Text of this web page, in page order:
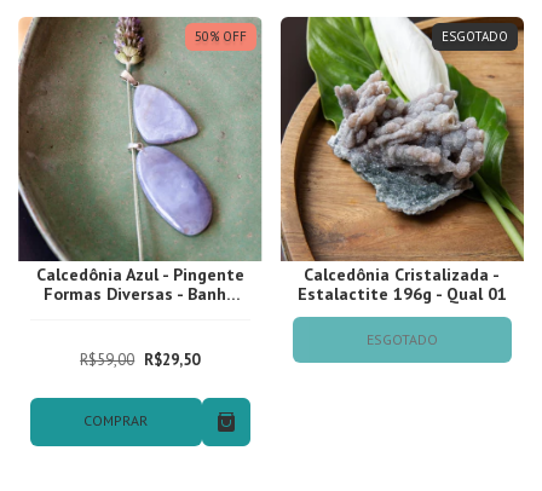
50% OFF
Calcedônia Azul - Pingente
Formas Diversas - Banho
R$59,00 R$29,50
COMPRAR
ESGOTADO
Calcedônia Cristalizada -
Estalactite 196g - Qual 01
ESGOTADO